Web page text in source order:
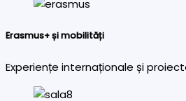
Erasmus+ și mobilități
Experiențe internaționale și